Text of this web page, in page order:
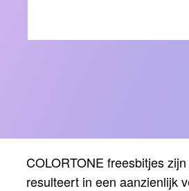
COLORTONE freesbitjes
resulteert in een aanzienlijk